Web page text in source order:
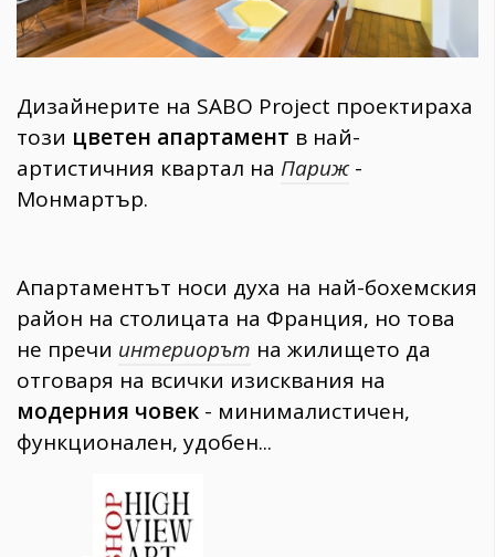
Gentlemen
382
Wellness
1816
ПОСЛЕДВАЙТЕ
Дизайнерите на SABO Project проектираха
този цветен апартамент в най-
артистичния квартал на Париж-
Монмартър.
Апартаментът носи духа на най-бохемския
район на столицата на Франция, но това
не пречи интериорът на жилището да
отговаря на всички изисквания на
модерния човек - минималистичен,
функционален, удобен...